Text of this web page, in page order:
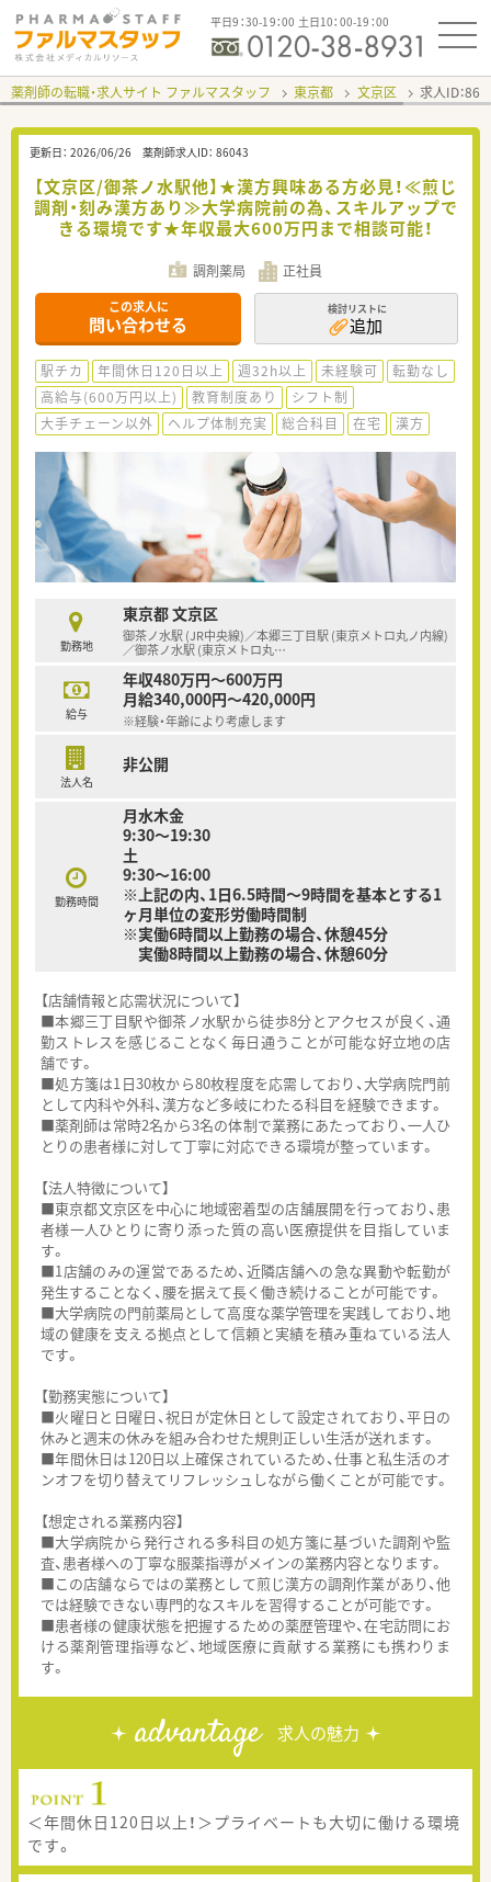
平日9：30-19：00 土日10：00-19：00
薬剤師の転職・求人サイト ファルマスタッフ 東京都 文京区 求人ID：
更新日： 2026/06/26 薬剤師求人ID： 86043
【文京区/御茶ノ水駅他】★漢方興味ある方必見！≪煎じ
調剤・刻み漢方あり≫大学病院前の為、スキルアップで
きる環境です★年収最大600万円まで相談可能！
調剤薬局 正社員
この求人に
問い合わせる
検討リストに
追加
駅チカ 年間休日120日以上 週32h以上 未経験可
転勤なし
高給与(600万円以上)
教育制度あり
シフト制
大手チェーン以外
ヘルプ体制充実 総合科目 在宅 漢方
勤務地
東京都 文京区
御茶ノ水駅 (JR中央線)／本郷三丁目駅 (東京メトロ丸ノ内線)
／御茶ノ水駅 (東京メトロ丸…
給与
年収480万円～600万円
月給340,000円～420,000円
※経験・年齢により考慮します
法人名
非公開
勤務時間
月水木金
9:30～19:30
土
9:30～16:00
※上記の内、1日6.5時間～9時間を基本とする1
ヶ月単位の変形労働時間制
※実働6時間以上勤務の場合、休憩45分
実働8時間以上勤務の場合、休憩60分
【店舗情報と応需状況について】
■本郷三丁目駅や御茶ノ水駅から徒歩8分とアクセスが良く、通
勤ストレスを感じることなく毎日通うことが可能な好立地の店
舗です。
■処方箋は1日30枚から80枚程度を応需しており、大学病院門前
として内科や外科、漢方など多岐にわたる科目を経験できます。
■薬剤師は常時2名から3名の体制で業務にあたっており、一人ひ
とりの患者様に対して丁寧に対応できる環境が整っています。
【法人特徴について】
■東京都文京区を中心に地域密着型の店舗展開を行っており、患
者様一人ひとりに寄り添った質の高い医療提供を目指していま
す。
■1店舗のみの運営であるため、近隣店舗への急な異動や転勤が
発生することなく、腰を据えて長く働き続けることが可能です。
■大学病院の門前薬局として高度な薬学管理を実践しており、地
域の健康を支える拠点として信頼と実績を積み重ねている法人
です。
【勤務実態について】
■火曜日と日曜日、祝日が定休日として設定されており、平日の
休みと週末の休みを組み合わせた規則正しい生活が送れます。
■年間休日は120日以上確保されているため、仕事と私生活のオ
ンオフを切り替えてリフレッシュしながら働くことが可能です。
【想定される業務内容】
■大学病院から発行される多科目の処方箋に基づいた調剤や監
査、患者様への丁寧な服薬指導がメインの業務内容となります。
■この店舗ならではの業務として煎じ漢方の調剤作業があり、他
では経験できない専門的なスキルを習得することが可能です。
■患者様の健康状態を把握するための薬歴管理や、在宅訪問にお
ける薬剤管理指導など、地域医療に貢献する業務にも携わりま
す。
advantage 求人の魅力
＜年間休日120日以上！＞プライベートも大切に働ける環境
です。